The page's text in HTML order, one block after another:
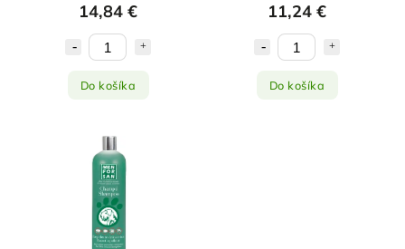
14,84 €
Do košíka
11,24 €
Do košíka